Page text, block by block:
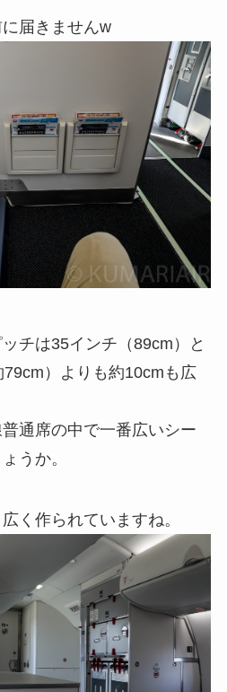
届きませんw
チは35インチ（89cm）と
）よりも約10cmも広
通席の中で一番広いシー
うか。
く作られていますね。